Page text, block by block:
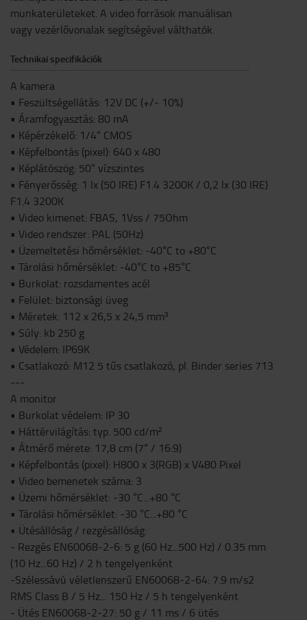
munkaterületeket. A video források manuálisan
vagy vezérlővonalak segítségével válthatók.
Technikai specifikációk
A kamera
• Feszültségellátás: 12V DC (+/- 10%)
• Áramfogyasztás: 80 mA
• Képérzékelő: 1/4“ CMOS
• Képfelbontás (pixel): 640 x 480
• Képlátószög: 50° vízszintes
• Fényerősség: 1 lx (50 IRE) F1.4 3200K / 0,2 lx (30 IRE)
F1.4 3200K
• Video kimenet: FBAS, 1Vss / 75Ohm
• Video rendszer: PAL (50Hz)
• Üzemeltetési hőmérséklet: -40°C to +80°C
• Tárolási hőmérséklet: -40°C to +85°C
• Burkolat: rozsdamentes acél
• Felület: biztonsági üveg
• Méretek: 112 x 26,5 x 24,5 mm³
• Súly: kb 250 g
• Védelem: IP69K
• Csatlakozó: M12 5 tűs csatlakozó, pl. Binder series 713
---
A monitor
• Burkolat védelem: IP 30
• Háttérvilágítás: typ. 500 cd/m²
• Átmérő mérete: 17,8 cm (7“ / 16:9)
• Képfelbontás (pixel): H800 x 3(RGB) x V480 Pixel
• Video bemenetek száma: 3
• Üzemi hőmérséklet: -30 °C...+80 °C
• Tárolási hőmérséklet: -30 °C...+80 °C
• Ütésállóság / rezgésállóság:
- Rezgés EN60068-2-6: 5 g (60 Hz...500 Hz) / 0.35 mm
(10 Hz...60 Hz) / 2 h tengelyenként
-Szélessávú véletlenszerű EN60068-2-64: 7.9 m/s2
RMS Class B / 5 Hz... 150 Hz / 5 h tengelyenként
- Ütés EN60068-2-27: 50 g / 11 ms / 6 ütés